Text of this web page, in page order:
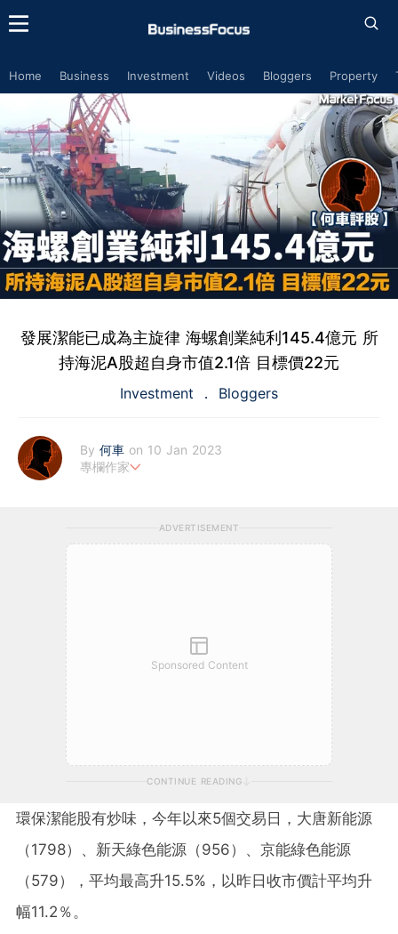
Home Business Investment Videos Bloggers Property
發展潔能已成為主旋律 海螺創業純利145.4億元 所
持海泥A股超自身市值2.1倍 目標價22元
Investment Bloggers
By 何車 on 10 Jan 2023
專欄作家
W電視財經台以Win師傅筆名撰寫「每日一股」、2011年至2021年
在《蘋果日報》撰寫「何車500」。
ADVERTISEMENT
Sponsored Content
CONTINUE READING
環保潔能股有炒味，今年以來5個交易日，大唐新能源
（1798）、新天綠色能源（956）、京能綠色能源
（579），平均最高升15.5%，以昨日收市價計平均升
幅11.2％。